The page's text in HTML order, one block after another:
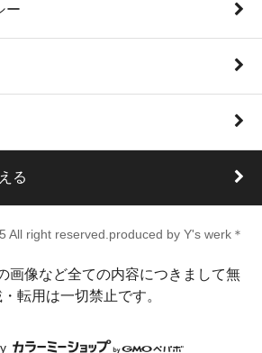
ー
る
All right reserved.produced by Y's werk＊
画像など全ての内容につきまして無
転用は一切禁止です。